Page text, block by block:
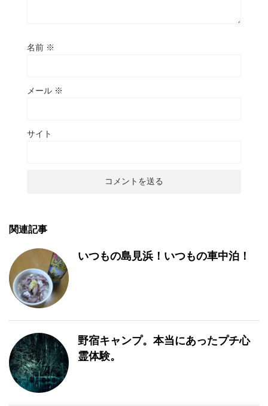
名前 ※
メール ※
サイト
関連記事
いつもの島見浜！いつもの車中泊！
野宿キャンプ。本当にあったプチ心
霊体験。